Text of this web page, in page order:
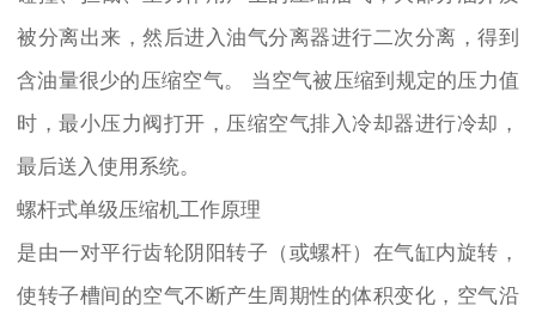
被分离出来，然后进入油气分离器进行二次分离，得到
含油量很少的压缩空气。 当空气被压缩到规定的压力值
时，最小压力阀打开，压缩空气排入冷却器进行冷却，
最后送入使用系统。
螺杆式单级压缩机工作原理
是由一对平行齿轮阴阳转子（或螺杆）在气缸内旋转，
使转子槽间的空气不断产生周期性的体积变化，空气沿